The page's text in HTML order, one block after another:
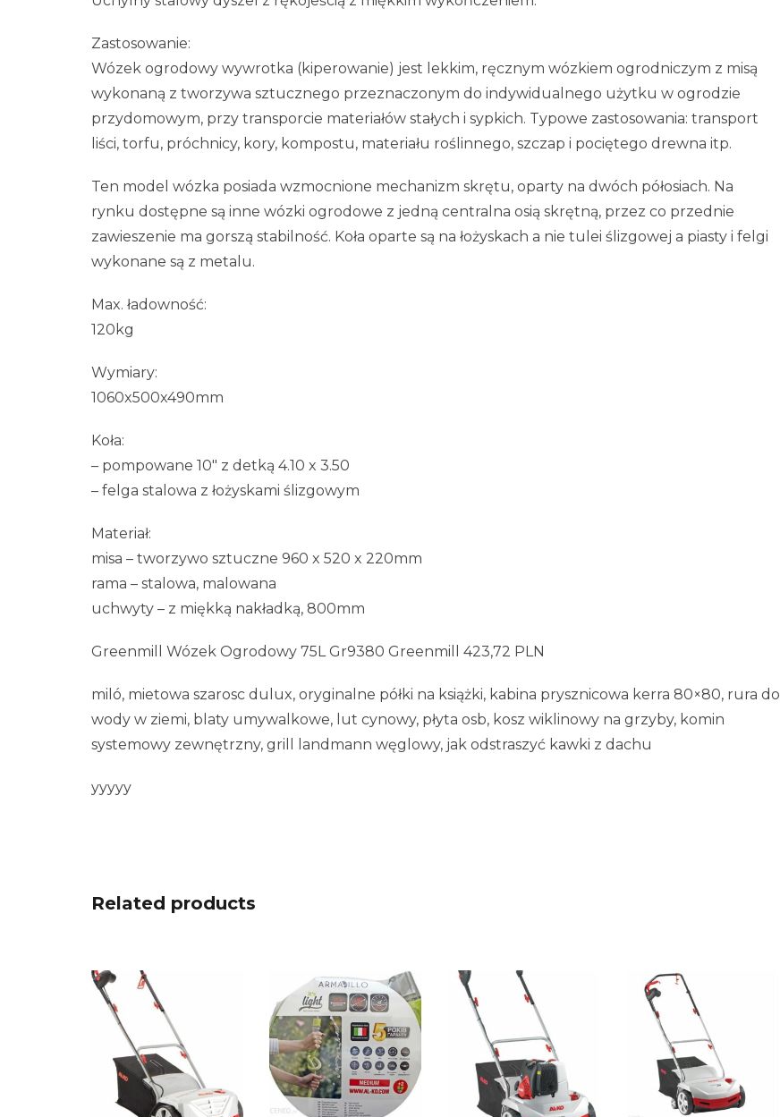
Zastosowanie:
Wózek ogrodowy wywrotka (kiperowanie) jest lekkim, ręcznym wózkiem ogrodniczym z misą
wykonaną z tworzywa sztucznego przeznaczonym do indywidualnego użytku w ogrodzie
przydomowym, przy transporcie materiałów stałych i sypkich. Typowe zastosowania: transport
liści, torfu, próchnicy, kory, kompostu, materiału roślinnego, szczap i pociętego drewna itp.
Ten model wózka posiada wzmocnione mechanizm skrętu, oparty na dwóch półosiach. Na
rynku dostępne są inne wózki ogrodowe z jedną centralna osią skrętną, przez co przednie
zawieszenie ma gorszą stabilność. Koła oparte są na łożyskach a nie tulei ślizgowej a piasty i felgi
wykonane są z metalu.
Max. ładowność:
120kg
Wymiary:
1060x500x490mm
Koła:
– pompowane 10″ z detką 4.10 x 3.50
– felga stalowa z łożyskami ślizgowym
Materiał:
misa – tworzywo sztuczne 960 x 520 x 220mm
rama – stalowa, malowana
uchwyty – z miękką nakładką, 800mm
Greenmill Wózek Ogrodowy 75L Gr9380 Greenmill 423,72 PLN
miló, mietowa szarosc dulux, oryginalne półki na książki, kabina prysznicowa kerra 80×80, rura do
wody w ziemi, blaty umywalkowe, lut cynowy, płyta osb, kosz wiklinowy na grzyby, komin
systemowy zewnętrzny, grill landmann węglowy, jak odstraszyć kawki z dachu
yyyyy
Related products